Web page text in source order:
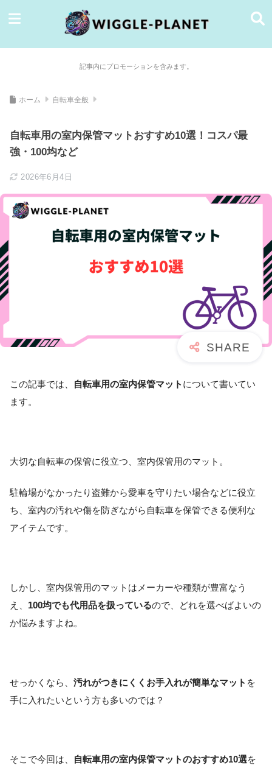
記事内にプロモーションを含みます。
ホーム 自転車全般
自転車用の室内保管マットおすすめ10選！コスパ最
強・100均など
2026年6月4日
この記事では、 自転車用の室内保管マット について書いてい
ます。
大切な自転車の保管に役立つ、室内保管用のマット。
駐輪場がなかったり盗難から愛車を守りたい場合などに役立
ち、室内の汚れや傷を防ぎながら自転車を保管できる便利な
アイテムです。
しかし、室内保管用のマットはメーカーや種類が豊富なう
え、 100均でも代用品を扱っているので、どれを選べばよいの
か悩みますよね。
せっかくなら、 汚れがつきにくくお手入れが簡単なマット を
手に入れたいという方も多いのでは？
そこで今回は、 自転車用の室内保管マットのおすすめ10選を